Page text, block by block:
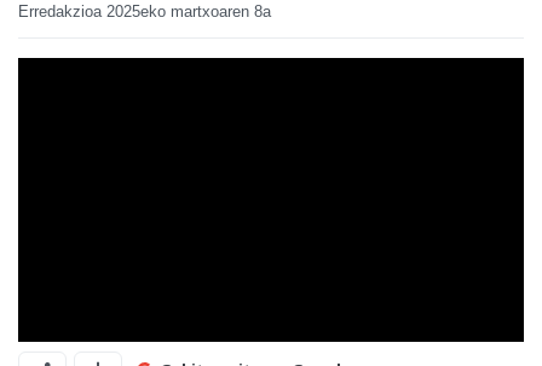
Erredakzioa 2025eko martxoaren 8a